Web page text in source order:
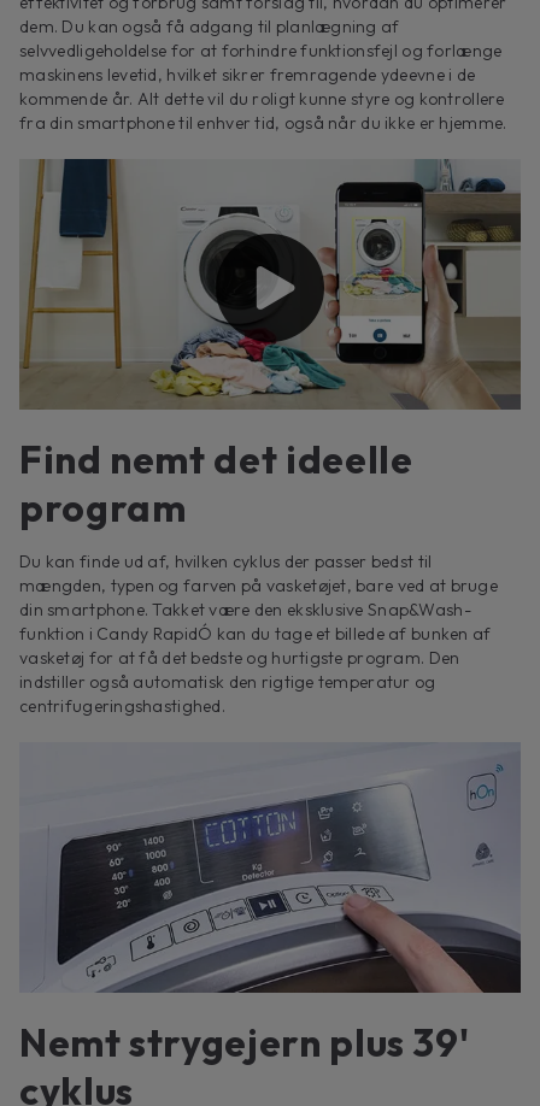
dem. Du kan også få adgang til planlægning af
selvvedligeholdelse for at forhindre funktionsfejl og forlænge
maskinens levetid, hvilket sikrer fremragende ydeevne i de
kommende år. Alt dette vil du roligt kunne styre og kontrollere
fra din smartphone til enhver tid, også når du ikke er hjemme.
Find nemt det ideelle
program
Du kan finde ud af, hvilken cyklus der passer bedst til
mængden, typen og farven på vasketøjet, bare ved at bruge
din smartphone. Takket være den eksklusive Snap&Wash-
funktion i Candy RapidÓ kan du tage et billede af bunken af ​​
vasketøj for at få det bedste og hurtigste program. Den
indstiller også automatisk den rigtige temperatur og
centrifugeringshastighed.
Nemt strygejern plus 39'
cyklus